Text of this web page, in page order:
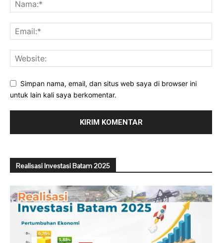
Simpan nama, email, dan situs web saya di browser ini
untuk lain kali saya berkomentar.
Realisasi Investasi Batam 2025